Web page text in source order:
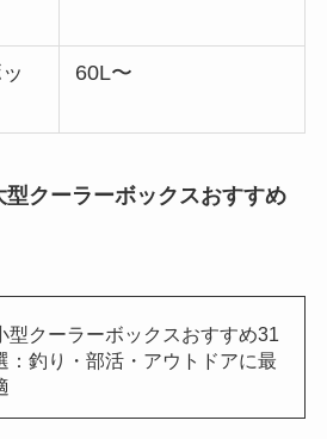
60L〜
クーラーボックスおすすめ
型クーラーボックスおすすめ31
：釣り・部活・アウトドアに最